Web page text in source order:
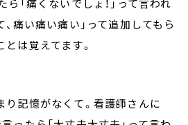
ら「痛くないでしょ！」って言われ
、痛い痛い痛い」って追加してもら
とは覚えてます。
り記憶がなくて。看護師さんに